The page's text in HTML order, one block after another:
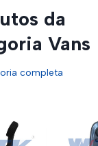
da
Vans
completa